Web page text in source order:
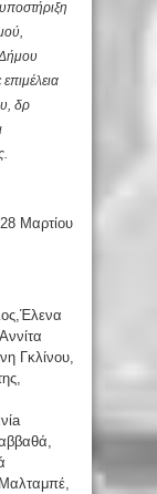
δρ
Μαρτίου
Γκλίνου,